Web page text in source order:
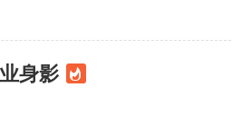
身影